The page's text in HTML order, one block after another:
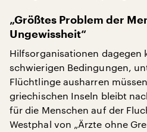
„Größtes Problem der
Ungewissheit“
Hilfsorganisationen dagegen
schwierigen Bedingungen,
Flüchtlinge ausharren
griechischen Inseln bleibt
für die Menschen auf der
Westphal von „Ärzte ohne